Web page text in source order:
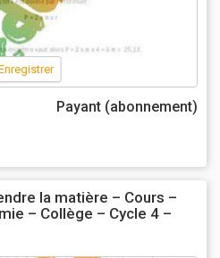
Payant (abonnement)
la matière – Cours –
– Collège – Cycle 4 –